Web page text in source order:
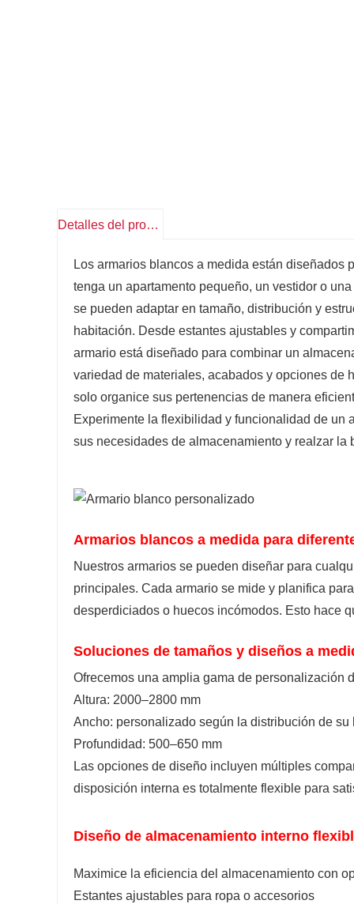
Detalles del producto
Los armarios blancos a medida están diseñados
tenga un apartamento pequeño, un vestidor o
se pueden adaptar en tamaño, distribución y
habitación. Desde estantes ajustables y
armario está diseñado para combinar un
variedad de materiales, acabados y opciones de
solo organice sus pertenencias de manera
Experimente la flexibilidad y funcionalidad de un
sus necesidades de almacenamiento y realzar la
Armarios blancos a medida para
Nuestros armarios se pueden diseñar para
principales. Cada armario se mide y planifica
desperdiciados o huecos incómodos. Esto hace
Soluciones de tamaños y diseños a
Ofrecemos una amplia gama de personalización
Altura: 2000–2800 mm
Ancho: personalizado según la distribución de su
Profundidad: 500–650 mm
Las opciones de diseño incluyen múltiples
disposición interna es totalmente flexible para
Diseño de almacenamiento interno
Maximice la eficiencia del almacenamiento con
Estantes ajustables para ropa o accesorios